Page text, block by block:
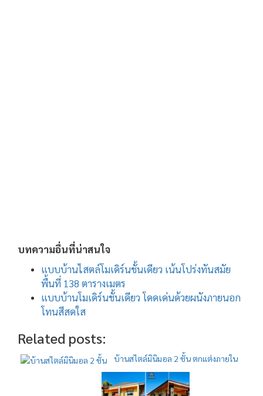
บทความอื่นที่น่าสนใจ
แบบบ้านไสตล์โมเดิร์นชั้นเดียว เน้นโปร่งทันสมัย
พื้นที่ 138 ตารางเมตร
แบบบ้านโมเดิร์นชั้นเดียว โดดเด่นด้วยผนังภายนอก
โทนสีสดใส
Related posts:
บ้านสไตล์มินิมอล 2 ชั้น ตกแต่งภายใน